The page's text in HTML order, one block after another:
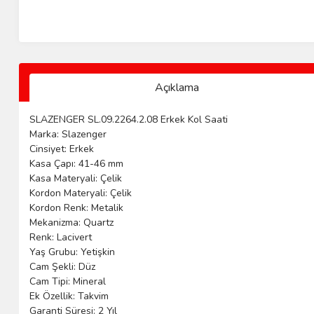
Açıklama
SLAZENGER SL.09.2264.2.08 Erkek Kol Saati
Marka: Slazenger
Cinsiyet: Erkek
Kasa Çapı: 41-46 mm
Kasa Materyali: Çelik
Kordon Materyali: Çelik
Kordon Renk: Metalik
Mekanizma: Quartz
Renk: Lacivert
Yaş Grubu: Yetişkin
Cam Şekli: Düz
Cam Tipi: Mineral
Ek Özellik: Takvim
Garanti Süresi: 2 Yıl